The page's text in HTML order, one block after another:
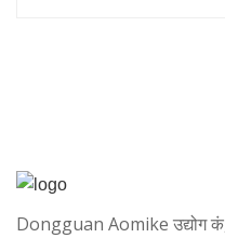
Dongguan Aomike उद्योग